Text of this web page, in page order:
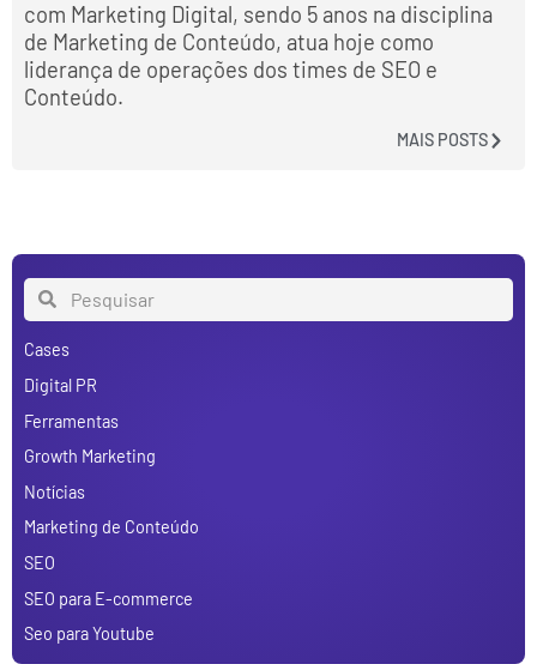
com Marketing Digital, sendo 5 anos na disciplina
de Marketing de Conteúdo, atua hoje como
liderança de operações dos times de SEO e
Conteúdo.
MAIS POSTS
Cases
Digital PR
Ferramentas
Growth Marketing
Notícias
Marketing de Conteúdo
SEO
SEO para E-commerce
Seo para Youtube